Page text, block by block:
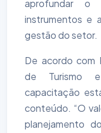
aprofundar o
instrumentos e
gestão do setor.
De acordo com
de Turismo
capacitação
conteúdo. “O
planejamento